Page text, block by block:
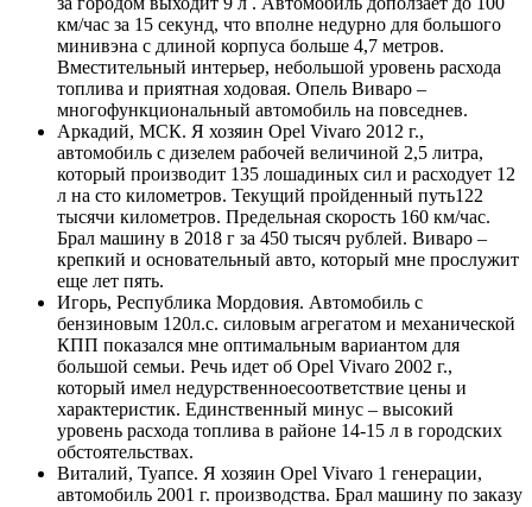
км/час за 15 секунд, что вполне недурно для большого
минивэна с длиной корпуса больше 4,7 метров.
Вместительный интерьер, небольшой уровень расхода
топлива и приятная ходовая. Опель Виваро –
многофункциональный автомобиль на повседнев.
Аркадий, МСК. Я хозяин Opel Vivaro 2012 г.,
автомобиль с дизелем рабочей величиной 2,5 литра,
который производит 135 лошадиных сил и расходует 12
л на сто километров. Текущий пройденный путь122
тысячи километров. Предельная скорость 160 км/час.
Брал машину в 2018 г за 450 тысяч рублей. Виваро –
крепкий и основательный авто, который мне прослужит
еще лет пять.
Игорь, Республика Мордовия. Автомобиль с
бензиновым 120л.с. силовым агрегатом и механической
КПП показался мне оптимальным вариантом для
большой семьи. Речь идет об Opel Vivaro 2002 г.,
который имел недурственноесоответствие цены и
характеристик. Единственный минус – высокий
уровень расхода топлива в районе 14-15 л в городских
обстоятельствах.
Виталий, Туапсе. Я хозяин Opel Vivaro 1 генерации,
автомобиль 2001 г. производства. Брал машину по заказу